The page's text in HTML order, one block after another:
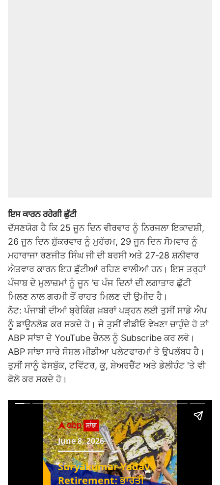
ਇਸ ਕਾਰਨ ਰਹੇਗੀ ਛੁੱਟੀ
ਦੱਸਣਯੋਗ ਹੈ ਕਿ 25 ਜੂਨ ਦਿਨ ਵੀਰਵਾਰ ਨੂੰ ਨਿਰਜਲਾ ਇਕਾਦਸ਼ੀ,
26 ਜੂਨ ਦਿਨ ਸ਼ੁੱਕਰਵਾਰ ਨੂੰ ਮੁਹੱਰਮ, 29 ਜੂਨ ਦਿਨ ਸੋਮਵਾਰ ਨੂੰ
ਮਹਾਰਾਜਾ ਰਣਜੀਤ ਸਿੰਘ ਜੀ ਦੀ ਬਰਸੀ ਅਤੇ 27-28 ਸ਼ਨੀਵਾਰ
ਐਤਵਾਰ ਕਾਰਨ ਇਹ ਛੁੱਟੀਆਂ ਰਹਿਣ ਵਾਲੀਆਂ ਹਨ। ਇਸ ਤਰ੍ਹਾਂ
ਪੰਜਾਬ ਦੇ ਮੁਲਾਜ਼ਮਾਂ ਨੂੰ ਜੂਨ 'ਚ ਪੰਜ ਦਿਨਾਂ ਦੀ ਲਗਾਤਾਰ ਛੁੱਟੀ
ਮਿਲਣ ਨਾਲ ਗਰਮੀ ਤੋਂ ਰਾਹਤ ਮਿਲਣ ਦੀ ਉਮੀਦ ਹੈ।
ਨੋਟ: ਪੰਜਾਬੀ ਦੀਆਂ ਬ੍ਰੇਕਿੰਗ ਖ਼ਬਰਾਂ ਪੜ੍ਹਨ ਲਈ ਤੁਸੀਂ ਸਾਡੇ ਐਪ
ਨੂੰ ਡਾਊਨਲੋਡ ਕਰ ਸਕਦੇ ਹੋ। ਜੇ ਤੁਸੀਂ ਵੀਡੀਓ ਵੇਖਣਾ ਚਾਹੁੰਦੇ ਹੋ ਤਾਂ
ABP ਸਾਂਝਾ ਦੇ YouTube ਚੈਨਲ ਨੂੰ Subscribe ਕਰ ਲਵੋ।
ABP ਸਾਂਝਾ ਸਾਰੇ ਸੋਸ਼ਲ ਮੀਡੀਆ ਪਲੇਟਫਾਰਮਾਂ ਤੇ ਉਪਲੱਬਧ ਹੈ।
ਤੁਸੀਂ ਸਾਨੂੰ ਫੇਸਬੁੱਕ, ਟਵਿੱਟਰ, ਕੂ, ਸ਼ੇਅਰਚੈੱਟ ਅਤੇ ਡੇਲੀਹੰਟ 'ਤੇ ਵੀ
ਫੋਲੋ ਕਰ ਸਕਦੇ ਹੋ।